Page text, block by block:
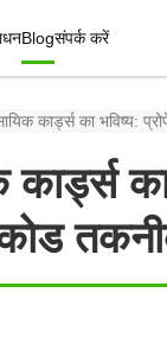
Blogसंपर्क करें
कार्ड्स का भविष्य:
कार्ड्स